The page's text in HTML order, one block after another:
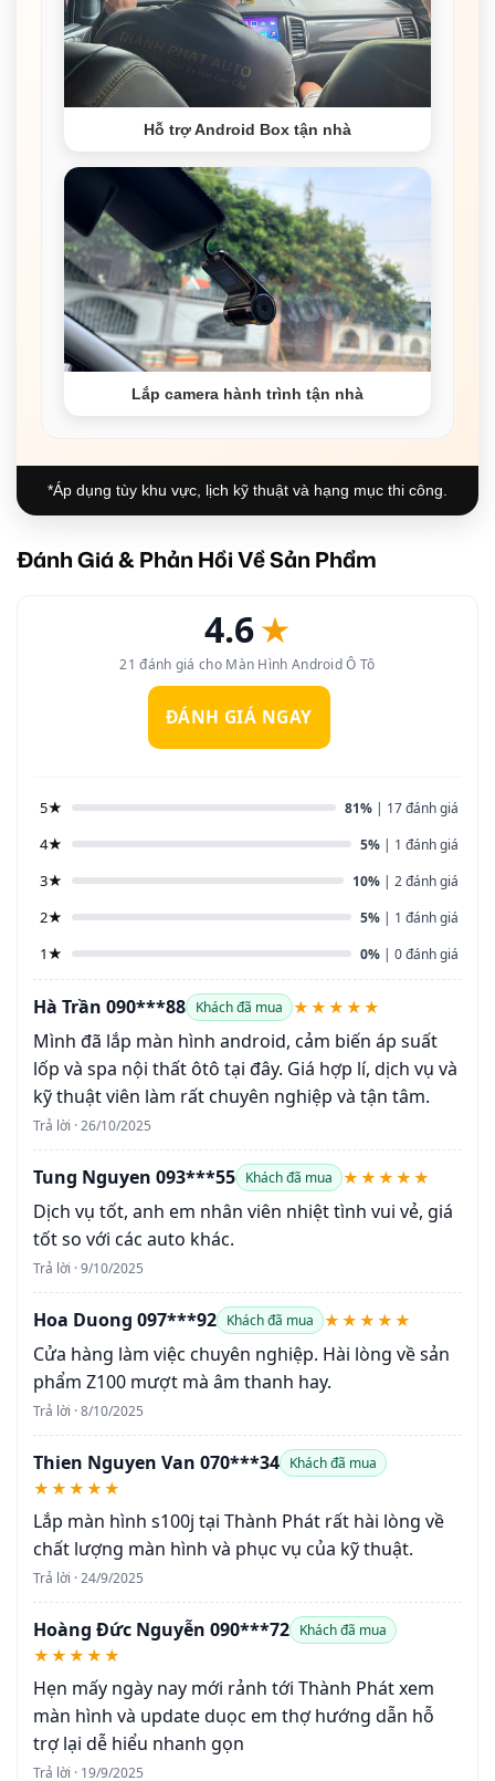
Hỗ trợ Android Box tận nhà
Lắp camera hành trình tận nhà
*Áp dụng tùy khu vực, lịch kỹ thuật và hạng mục thi công.
Đánh Giá & Phản Hồi Về Sản Phẩm
4.6★
21 đánh giá cho Màn Hình Android Ô Tô
ĐÁNH GIÁ NGAY
5★ 81% | 17 đánh giá
4★ 5% | 1 đánh giá
3★ 10% | 2 đánh giá
2★ 5% | 1 đánh giá
1★ 0% | 0 đánh giá
Hà Trần 090***88 Khách đã mua ★★★★★
Mình đã lắp màn hình android, cảm biến áp suất
lốp và spa nội thất ôtô tại đây. Giá hợp lí, dịch vụ và
kỹ thuật viên làm rất chuyên nghiệp và tận tâm.
Trả lời · 26/10/2025
Tung Nguyen 093***55 Khách đã mua ★★★★★
Dịch vụ tốt, anh em nhân viên nhiệt tình vui vẻ, giá
tốt so với các auto khác.
Trả lời · 9/10/2025
Hoa Duong 097***92 Khách đã mua ★★★★★
Cửa hàng làm việc chuyên nghiệp. Hài lòng về sản
phẩm Z100 mượt mà âm thanh hay.
Trả lời · 8/10/2025
Thien Nguyen Van 070***34 Khách đã mua
★★★★★
Lắp màn hình s100j tại Thành Phát rất hài lòng về
chất lượng màn hình và phục vụ của kỹ thuật.
Trả lời · 24/9/2025
Hoàng Đức Nguyễn 090***72 Khách đã mua
★★★★★
Hẹn mấy ngày nay mới rảnh tới Thành Phát xem
màn hình và update duọc em thợ hướng dẫn hỗ
trợ lại dễ hiểu nhanh gọn
Trả lời · 19/9/2025